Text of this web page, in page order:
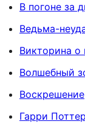
В погоне за
Ведьма-
Викторина
Волшебный
Воскрешение
Гарри